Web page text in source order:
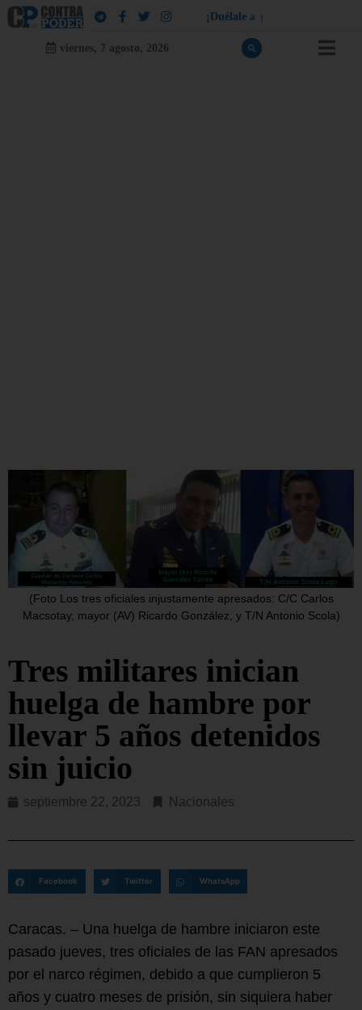
¡ Dué a e a q
viernes, 7 agosto, 2026
(Foto Los tres oficiales injustamente apresados: C/C Carlos
Macsotay, mayor (AV) Ricardo González, y T/N Antonio Scola)
Tres militares inician
huelga de hambre por
llevar 5 años detenidos
sin juicio
septiembre 22, 2023 Nacionales
Facebook Twitter WhatsApp
Caracas. – Una huelga de hambre iniciaron este
pasado jueves, tres oficiales de las FAN apresados
por el narco régimen, debido a que cumplieron 5
años y cuatro meses de prisión, sin siquiera haber